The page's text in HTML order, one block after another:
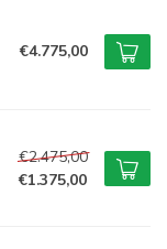
€4.775,00
€2.475,00
€1.375,00